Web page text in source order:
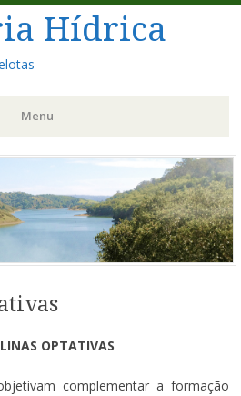
Hídrica
Menu
OPTATIVAS
complementar a formação